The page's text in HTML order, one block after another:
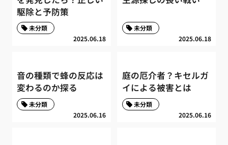
駆除と予防策
2025.06.18
未分類
2025.06.18
未分類
音の種類で蜂の反応は
変わるのか探る
2025.06.16
未分類
庭の厄介者？キセルガ
イによる被害とは
2025.06.16
未分類